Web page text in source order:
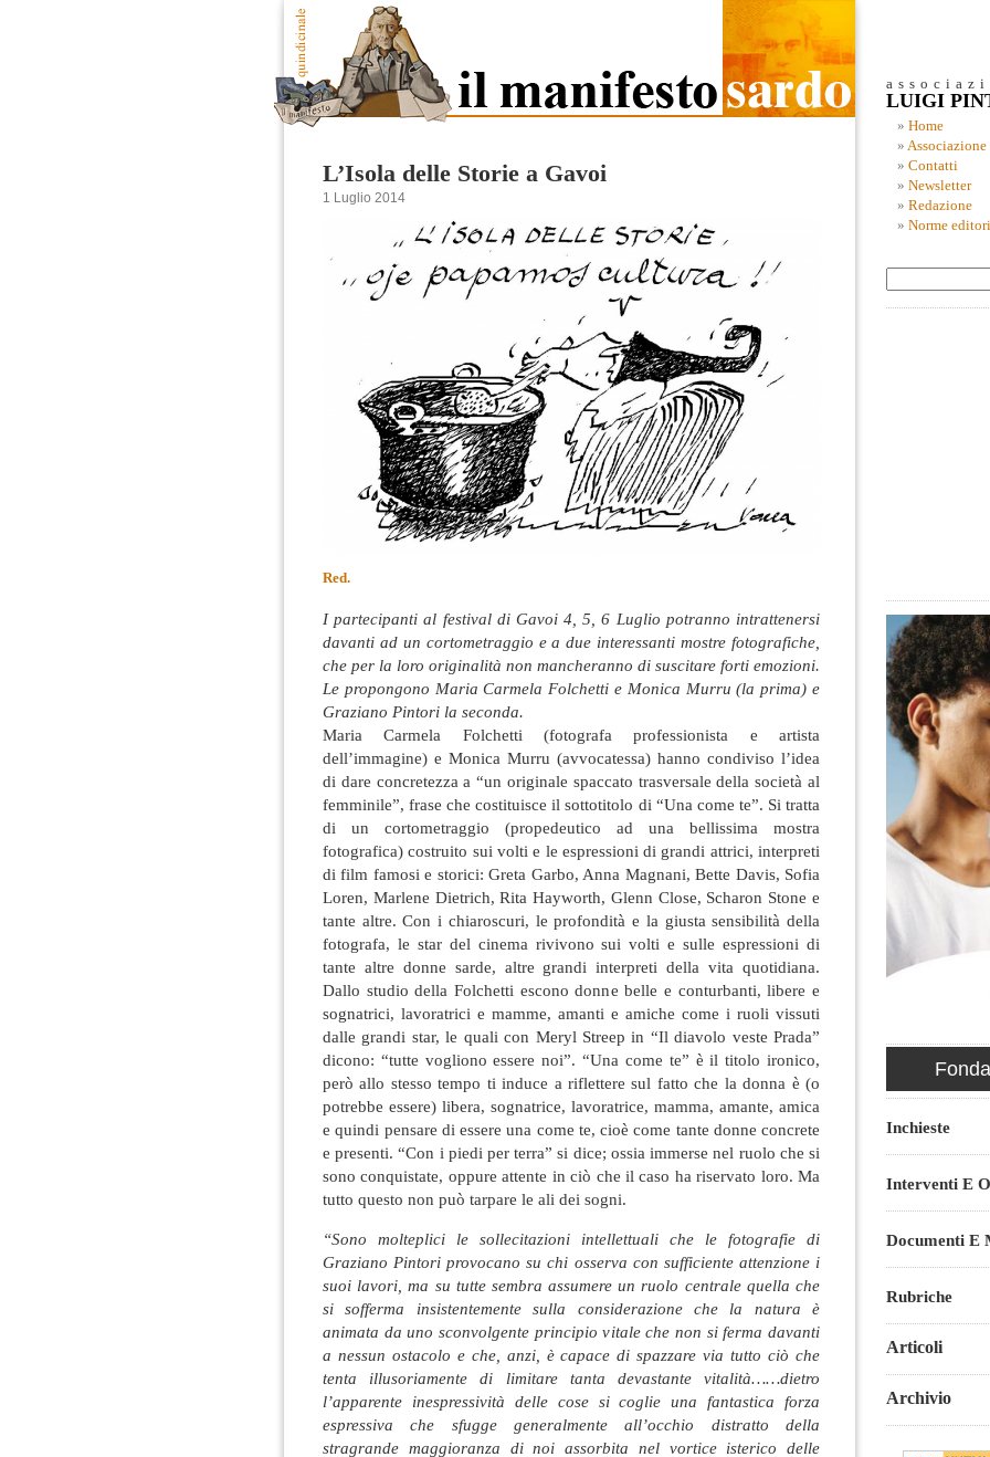
L’Isola delle Storie a Gavoi
1 Luglio 2014
Red.
I partecipanti al festival di Gavoi 4, 5, 6 Luglio potranno intrattenersi
davanti ad un cortometraggio e a due interessanti mostre fotografiche,
che per la loro originalità non mancheranno di suscitare forti emozioni.
Le propongono Maria Carmela Folchetti e Monica Murru (la prima) e
Graziano Pintori la seconda.
Maria Carmela Folchetti (fotografa professionista e artista
dell’immagine) e Monica Murru (avvocatessa) hanno condiviso l’idea
di dare concretezza a “un originale spaccato trasversale della società al
femminile”, frase che costituisce il sottotitolo di “Una come te”. Si tratta
di un cortometraggio (propedeutico ad una bellissima mostra
fotografica) costruito sui volti e le espressioni di grandi attrici, interpreti
di film famosi e storici: Greta Garbo, Anna Magnani, Bette Davis, Sofia
Loren, Marlene Dietrich, Rita Hayworth, Glenn Close, Scharon Stone e
tante altre. Con i chiaroscuri, le profondità e la giusta sensibilità della
fotografa, le star del cinema rivivono sui volti e sulle espressioni di
tante altre donne sarde, altre grandi interpreti della vita quotidiana.
Dallo studio della Folchetti escono donne belle e conturbanti, libere e
sognatrici, lavoratrici e mamme, amanti e amiche come i ruoli vissuti
dalle grandi star, le quali con Meryl Streep in “Il diavolo veste Prada”
dicono: “tutte vogliono essere noi”. “Una come te” è il titolo ironico,
però allo stesso tempo ti induce a riflettere sul fatto che la donna è (o
potrebbe essere) libera, sognatrice, lavoratrice, mamma, amante, amica
e quindi pensare di essere una come te, cioè come tante donne concrete
e presenti. “Con i piedi per terra” si dice; ossia immerse nel ruolo che si
sono conquistate, oppure attente in ciò che il caso ha riservato loro. Ma
tutto questo non può tarpare le ali dei sogni.
“Sono molteplici le sollecitazioni intellettuali che le fotografie di
Graziano Pintori provocano su chi osserva con sufficiente attenzione i
suoi lavori, ma su tutte sembra assumere un ruolo centrale quella che
si sofferma insistentemente sulla considerazione che la natura è
animata da uno sconvolgente principio vitale che non si ferma davanti
a nessun ostacolo e che, anzi, è capace di spazzare via tutto ciò che
tenta illusoriamente di limitare tanta devastante vitalità……dietro
l’apparente inespressività delle cose si coglie una fantastica forza
espressiva che sfugge generalmente all’occhio distratto della
stragrande maggioranza di noi assorbita nel vortice isterico delle
LUIGI
Home
Associazione
Contatti
Newsletter
Redazione
Norme
Inchieste
Interventi E
Documenti E
Rubriche
Articoli
Archivio